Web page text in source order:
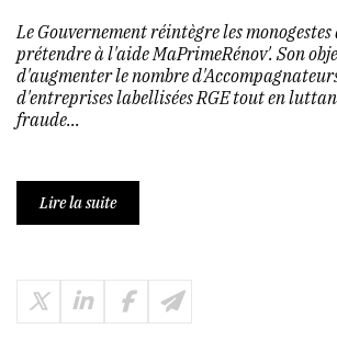
Le Gouvernement réintègre les
prétendre à l'aide MaPrimeRénov'. Son
d'augmenter le nombre
d'entreprises labellisées RGE tout en
fraude...
Lire la suite